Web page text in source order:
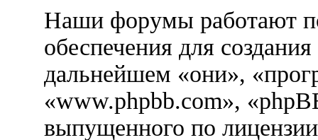
Наши форумы работают
обеспечения для
дальнейшем «они»,
«www.phpbb.com»,
выпущенного по